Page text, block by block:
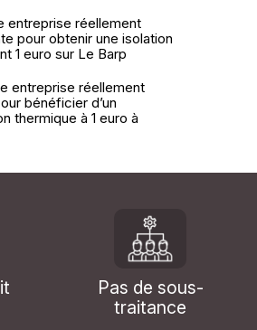
entreprise réellement
pour obtenir une isolation
1 euro sur Le Barp
entreprise réellement
bénéficier d’un
thermique à 1 euro à
Pas de sous-
traitance